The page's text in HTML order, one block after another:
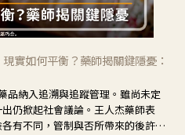
實如何平衡？藥師揭關鍵隱憂：
品納入追溯與追蹤管理。雖尚未定
仍掀起社會議論。王人杰藥師表
有不同，管制與否所帶來的後許影